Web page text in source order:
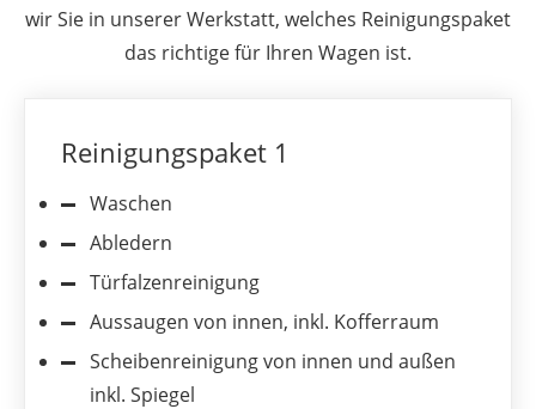
wir Sie in unserer Werkstatt, welches Reinigungspaket
das richtige für Ihren Wagen ist.
Reinigungspaket 1
Waschen
Abledern
Türfalzenreinigung
Aussaugen von innen, inkl. Kofferraum
Scheibenreinigung von innen und außen
inkl. Spiegel